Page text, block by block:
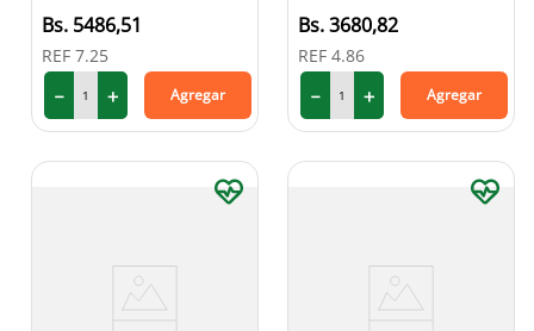
5486,51
REF 7.25
＋
－ Agregar
3680,82
REF 4.86
＋
－ Agregar